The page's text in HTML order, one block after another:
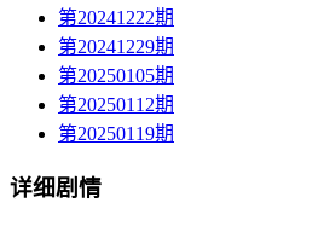
第20241222期
第20241229期
第20250105期
第20250112期
第20250119期
详细剧情